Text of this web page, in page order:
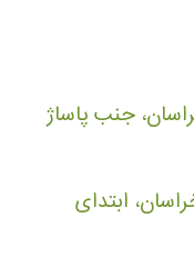
جنب پاساژ
ابتدای